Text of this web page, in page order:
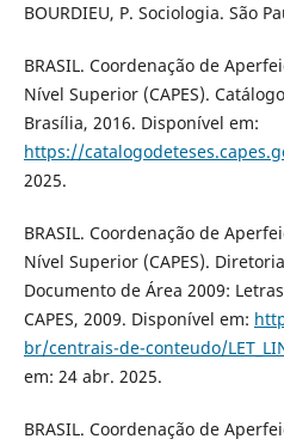
BOURDIEU, P. Sociologia. São
BRASIL. Coordenação de
Nível Superior (CAPES).
Brasília, 2016. Disponível em:
https://
2025.
BRASIL. Coordenação de
Nível Superior (CAPES).
Documento de Área 2009:
CAPES, 2009. Disponível em:
br/centrais-de-conteudo/
em: 24 abr. 2025.
BRASIL. Coordenação de